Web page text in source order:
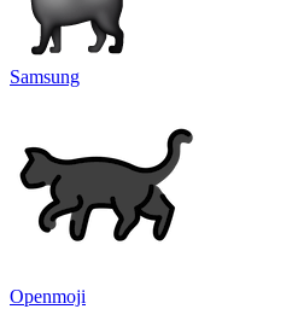
Samsung
Openmoji